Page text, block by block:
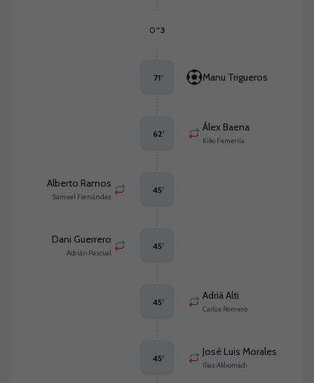
0-3
Manu Trigueros
71’
Álex Baena
Kiko Femenía
62’
Alberto Ramos
Samuel Fernández
45’
Dani Guerrero
Adrián Pascual
45’
Adrià Alti
Carlos Romero
45’
José Luis Morales
Ilias Akhomach
45’